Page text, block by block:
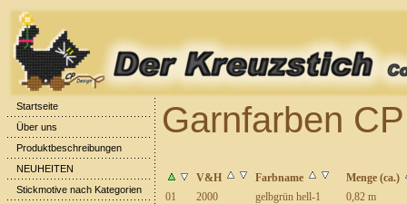
Startseite
Über uns
Produktbeschreibungen
NEUHEITEN
Stickmotive nach Kategorien
Garnfarben
V&H Farbname
Menge (ca.)
01
2000 gelbgrün hell-1
0,82 m